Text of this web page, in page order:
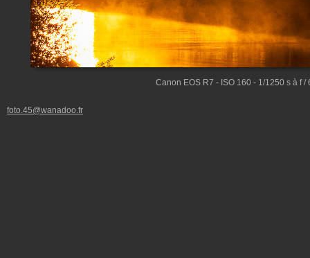
Canon EOS R7 - ISO 160 - 1/1250 s à f
foto.45@wanadoo.fr